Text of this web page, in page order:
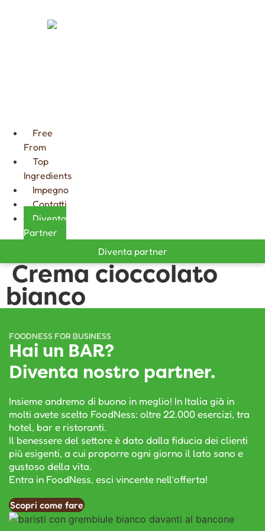
Free
From
Top
Ingredients
Impegno
Contatti
Diventa
Partner
Diventa partner
Crema cioccolato
bianco
FOODNESS FOR BUSINESS
Hai un BAR?
Diventa nostro partner.
Insieme andremo di buono in meglio! In Italia già in
molti avete scelto FoodNess: oltre 22.000 esercizi, tra
hotel, bar e ristoranti.
Il benessere del settore è dato dalla fiducia dei clienti
più esigenti, a cui proporre ogni giorno il lato sano e
gustoso della vita.
Entra in FoodNess, esci vincente nell’offerta!
Scopri come fare